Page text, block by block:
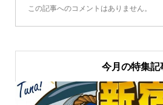
この記事へのコメントはありません。
今月の特集記